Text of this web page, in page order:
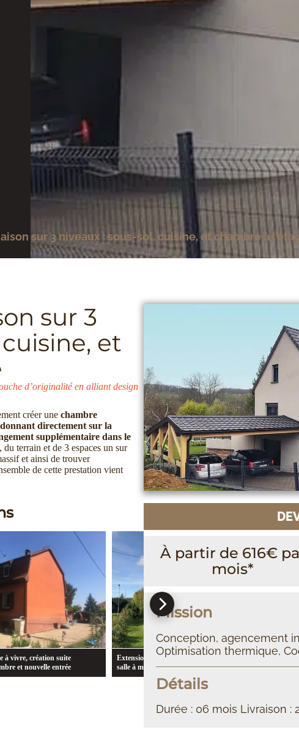
sur 3 niveaux : sous-sol, cuisine, et chambre à
sur 3
et
d’originalité en alliant design
créer une chambre
directement sur la
supplémentaire dans le
terrain et de 3 espaces un sur
et ainsi de trouver
de cette prestation vient
la pièce à vivre, création d’une
Extension Chambre et Séjour à Belfort
À partir de 616€
mois*
Mission
Conception, agencement
Optimisation thermique,
Détails
Durée : 06 mois Livraison :